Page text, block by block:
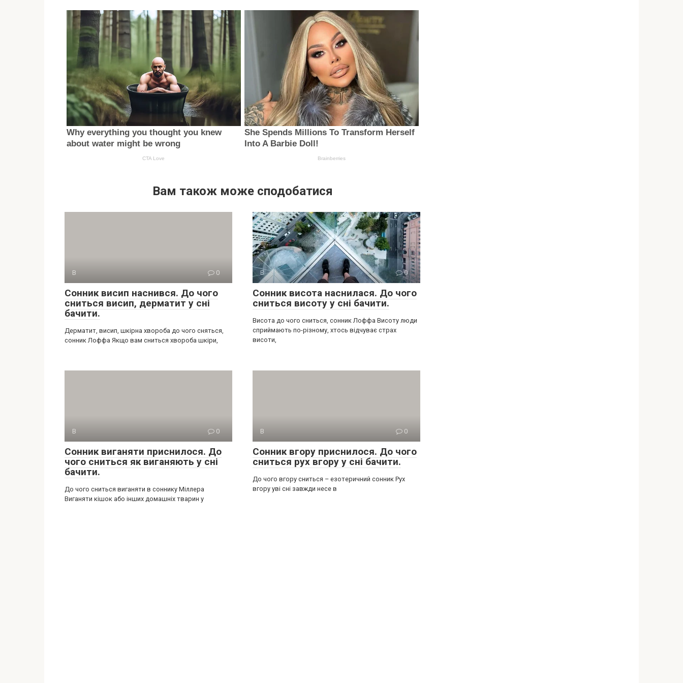
Вам також може сподобатися
В 0
Сонник висип наснився. До чого
сниться висип, дерматит у сні
бачити.
Дерматит, висип, шкірна хвороба до чого сняться,
сонник Лоффа Якщо вам сниться хвороба шкіри,
В 0
Сонник висота наснилася. До чого
сниться висоту у сні бачити.
Висота до чого сниться, сонник Лоффа Висоту люди
сприймають по-різному, хтось відчуває страх
висоти,
В 0
Сонник виганяти приснилося. До
чого сниться як виганяють у сні
бачити.
До чого сниться виганяти в соннику Міллера
Виганяти кішок або інших домашніх тварин у
В 0
Сонник вгору приснилося. До чого
сниться рух вгору у сні бачити.
До чого вгору сниться – езотеричний сонник Рух
вгору уві сні завжди несе в